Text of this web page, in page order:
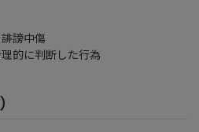
謗中傷
的に判断した行為